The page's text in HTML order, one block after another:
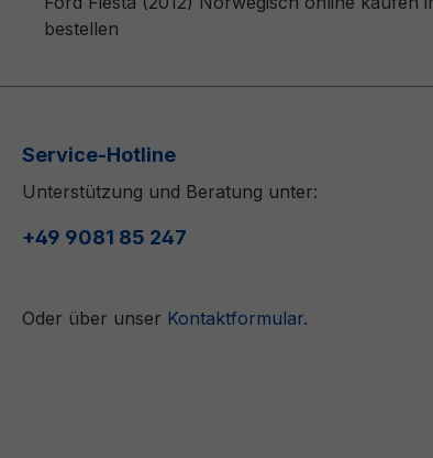
bestellen
Service-Hotline
Unterstützung und Beratung unter:
+49 9081 85 247
Oder über unser Kontaktformular.